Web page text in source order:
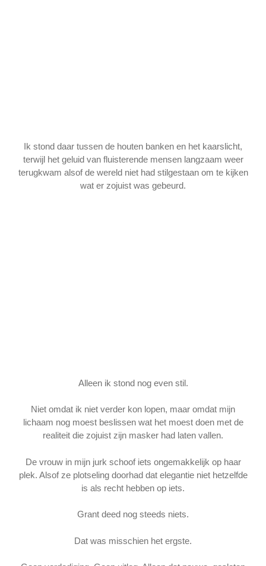
Ik stond daar tussen de houten banken en het kaarslicht,
terwijl het geluid van fluisterende mensen langzaam weer
terugkwam alsof de wereld niet had stilgestaan om te kijken
wat er zojuist was gebeurd.
Alleen ik stond nog even stil.
Niet omdat ik niet verder kon lopen, maar omdat mijn
lichaam nog moest beslissen wat het moest doen met de
realiteit die zojuist zijn masker had laten vallen.
De vrouw in mijn jurk schoof iets ongemakkelijk op haar
plek. Alsof ze plotseling doorhad dat elegantie niet hetzelfde
is als recht hebben op iets.
Grant deed nog steeds niets.
Dat was misschien het ergste.